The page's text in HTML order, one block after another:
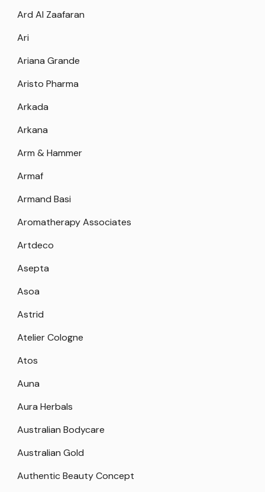
Ard Al Zaafaran
Ari
Ariana Grande
Aristo Pharma
Arkada
Arkana
Arm & Hammer
Armaf
Armand Basi
Aromatherapy Associates
Artdeco
Asepta
Asoa
Astrid
Atelier Cologne
Atos
Auna
Aura Herbals
Australian Bodycare
Australian Gold
Authentic Beauty Concept